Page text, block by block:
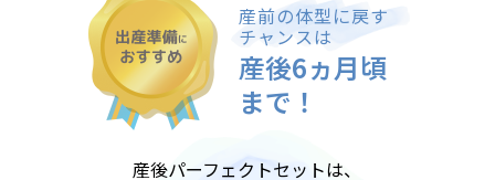
産前の体型に戻す
チャンスは
産後6ヵ月頃
まで！
産後パーフェクトセットは、